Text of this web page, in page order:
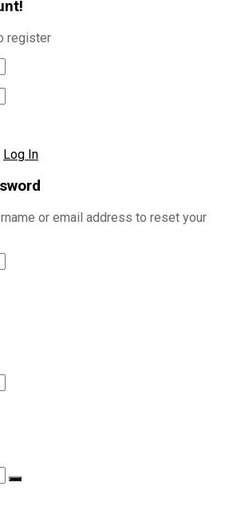
register
Log In
or email address to reset your